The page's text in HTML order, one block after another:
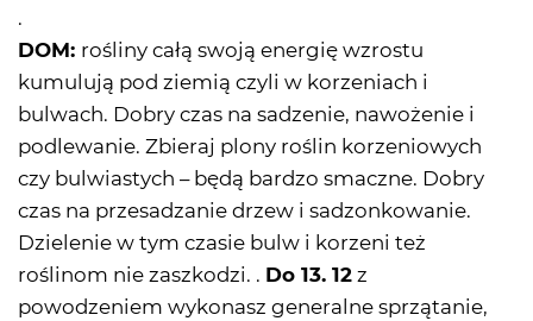
.
DOM: rośliny całą swoją energię wzrostu
kumulują pod ziemią czyli w korzeniach i
bulwach. Dobry czas na sadzenie, nawożenie i
podlewanie. Zbieraj plony roślin korzeniowych
czy bulwiastych – będą bardzo smaczne. Dobry
czas na przesadzanie drzew i sadzonkowanie.
Dzielenie w tym czasie bulw i korzeni też
roślinom nie zaszkodzi. . Do 13. 12 z
powodzeniem wykonasz generalne sprzątanie,